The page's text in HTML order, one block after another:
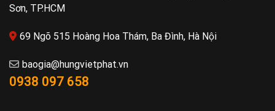
Sơn, TP.HCM
69 Ngõ 515 Hoàng Hoa Thám, Ba Đình, Hà Nội
baogia@hungvietphat.vn
0938 097 658